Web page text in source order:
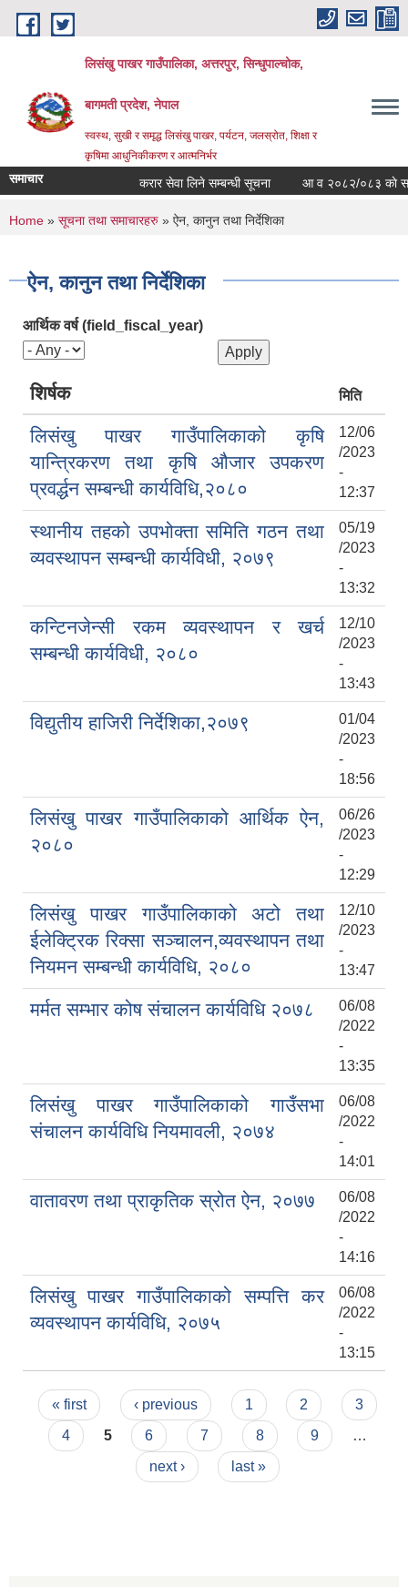
Skip to main content
लिसंखु पाखर गाउँपालिका, अत्तरपुर, सिन्धुपाल्चोक,
बागमती प्रदेश, नेपाल
स्वस्थ, सुखी र समृद्ध लिसंखु पाखर, पर्यटन, जलस्रोत, शिक्षा र
कृषिमा आधुनिकीकरण र आत्मनिर्भर
समाचार करार सेवा लिने सम्बन्धी सूचना आ व २०८२/०८३ काे
You are here
Home » सूचना तथा समाचारहरु » ऐन, कानुन तथा निर्देशिका
ऐन, कानुन तथा निर्देशिका
आर्थिक वर्ष (field_fiscal_year)
शिर्षक मिति
लिसंखु पाखर गाउँपालिकाको कृषि
यान्त्रिकरण तथा कृषि औजार उपकरण
प्रवर्द्धन सम्बन्धी कार्यविधि,२०८०
12/06
/2023
-
12:37
स्थानीय तहको उपभोक्ता समिति गठन तथा
व्यवस्थापन सम्बन्धी कार्यविधी, २०७९
05/19
/2023
-
13:32
कन्टिनजेन्सी रकम व्यवस्थापन र खर्च
सम्बन्धी कार्यविधी, २०८०
12/10
/2023
-
13:43
विद्युतीय हाजिरी निर्देशिका,२०७९
01/04
/2023
-
18:56
लिसंखु पाखर गाउँपालिकाको आर्थिक ऐन,
२०८०
06/26
/2023
-
12:29
लिसंखु पाखर गाउँपालिकाको अटो तथा
ईलेक्ट्रिक रिक्सा सञ्चालन,व्यवस्थापन तथा
नियमन सम्बन्धी कार्यविधि, २०८०
12/10
/2023
-
13:47
मर्मत सम्भार कोष संचालन कार्यविधि २०७८
06/08
/2022
-
13:35
लिसंखु पाखर गाउँपालिकाको गाउँसभा
संचालन कार्यविधि नियमावली, २०७४
06/08
/2022
-
14:01
वातावरण तथा प्राकृतिक स्रोत ऐन, २०७७
06/08
/2022
-
14:16
लिसंखु पाखर गाउँपालिकाको सम्पत्ति कर
व्यवस्थापन कार्यविधि, २०७५
06/08
/2022
-
13:15
Pages
« first ‹ previous 1 2
3
4
5 6 7 8 9
…
next ›
last »